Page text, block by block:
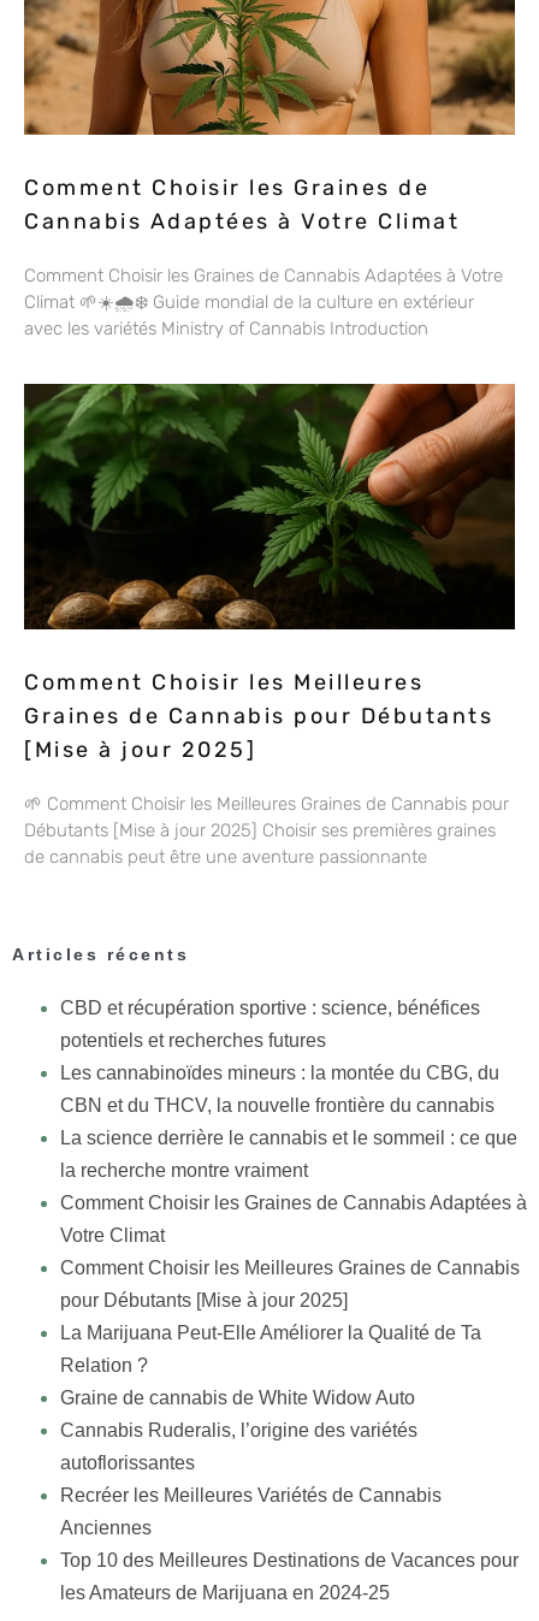
Comment Choisir les Graines de
Cannabis Adaptées à Votre Climat
Comment Choisir les Graines de Cannabis Adaptées à Votre
Climat 🌱☀️🌧️❄️ Guide mondial de la culture en extérieur
avec les variétés Ministry of Cannabis Introduction
Comment Choisir les Meilleures
Graines de Cannabis pour Débutants
[Mise à jour 2025]
🌱 Comment Choisir les Meilleures Graines de Cannabis pour
Débutants [Mise à jour 2025] Choisir ses premières graines
de cannabis peut être une aventure passionnante
Articles récents
CBD et récupération sportive : science, bénéfices
potentiels et recherches futures
Les cannabinoïdes mineurs : la montée du CBG, du
CBN et du THCV, la nouvelle frontière du cannabis
La science derrière le cannabis et le sommeil : ce que
la recherche montre vraiment
Comment Choisir les Graines de Cannabis Adaptées à
Votre Climat
Comment Choisir les Meilleures Graines de Cannabis
pour Débutants [Mise à jour 2025]
La Marijuana Peut-Elle Améliorer la Qualité de Ta
Relation ?
Graine de cannabis de White Widow Auto
Cannabis Ruderalis, l’origine des variétés
autoflorissantes
Recréer les Meilleures Variétés de Cannabis
Anciennes
Top 10 des Meilleures Destinations de Vacances pour
les Amateurs de Marijuana en 2024-25